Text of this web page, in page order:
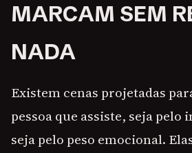
MARCAM SEM
NADA
Existem cenas projetadas
pessoa que assiste, seja pelo
seja pelo peso emocional.